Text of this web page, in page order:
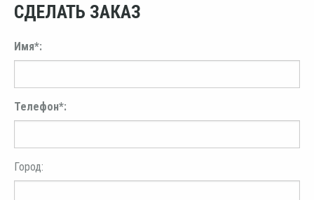
СДЕЛАТЬ ЗАКАЗ
Имя*:
Телефон*:
Город: